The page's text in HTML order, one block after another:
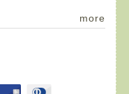
more